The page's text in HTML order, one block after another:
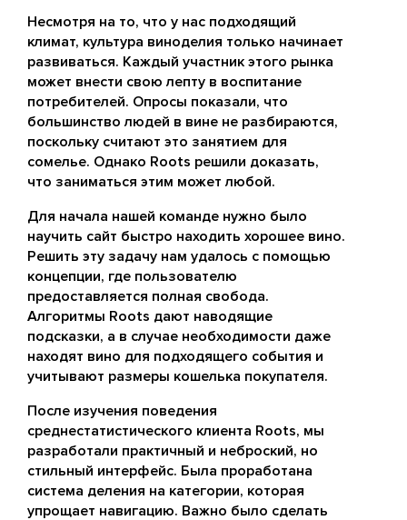
Несмотря на то, что у нас подходящий
климат, культура виноделия только начинает
развиваться. Каждый участник этого рынка
может внести свою лепту в воспитание
потребителей. Опросы показали, что
большинство людей в вине не разбираются,
поскольку считают это занятием для
сомелье. Однако Roots решили доказать,
что заниматься этим может любой.
Для начала нашей команде нужно было
научить сайт быстро находить хорошее вино.
Решить эту задачу нам удалось с помощью
концепции, где пользователю
предоставляется полная свобода.
Алгоритмы Roots дают наводящие
подсказки, а в случае необходимости даже
находят вино для подходящего события и
учитывают размеры кошелька покупателя.
После изучения поведения
среднестатистического клиента Roots, мы
разработали практичный и неброский, но
стильный интерфейс. Была проработана
система деления на категории, которая
упрощает навигацию. Важно было сделать